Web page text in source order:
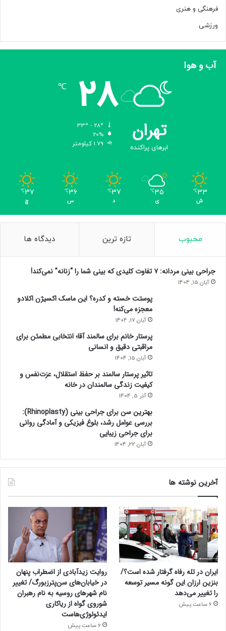
ن
ن
ی‌
ی
ا
د
ت
فرهنگی و هنری
ورزشی
آب و هوا
تهران
ابرهای پراکنده
28
℃
20%
1.79 کیلومتر
33
℃
ش
35
℃
ی
37
℃
د
36
℃
س
37
℃
چ
محبوب تازه ترین دیدگاه ها
جراحی بینی مردانه: ۷ تفاوت کلیدی که بینی شما را “زنانه” نمی‌کند!
آبان 15, 1404
پوستت خسته و کدره؟ این ماسک اکسیژن اکلادو
معجزه می‌کنه!
آبان 17, 1404
پرستار خانم برای سالمند آقا؛ انتخابی مطمئن برای
مراقبتی دقیق و انسانی
آبان 15, 1404
تاثیر پرستار سالمند بر حفظ استقلال، عزت‌نفس و
کیفیت زندگی سالمندان در خانه
آذر 5, 1404
بهترین سن برای جراحی بینی (Rhinoplasty):
بررسی عوامل رشد، بلوغ فیزیکی و آمادگی روانی
برای جراحی زیبایی
آبان 22, 1404
آخرین نوشته ها
ایران در تله رفاه گرفتار شده است؟/
بنزین ارزان این گونه مسیر توسعه
را تغییر می‌دهد
6 ساعت پیش
روایت زیدآبادی از اضطراب پنهان
در خیابان‌های سن‌پترزبورگ/ تغییر
نام شهرهای روسیه به نام رهبران
شوروی گواه از ریاکاری
ایدئولوژی‌هاست
6 ساعت پیش